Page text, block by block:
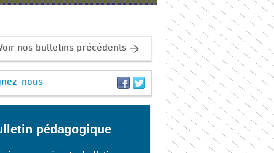
nos bulletins précédents
nous
pédagogique